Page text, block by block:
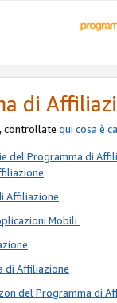
di
controllate qui cosa è
del Programma di
Affiliazione
Mobili
di Affiliazione
del Programma di